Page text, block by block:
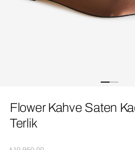
Flower Kahve Saten
Terlik